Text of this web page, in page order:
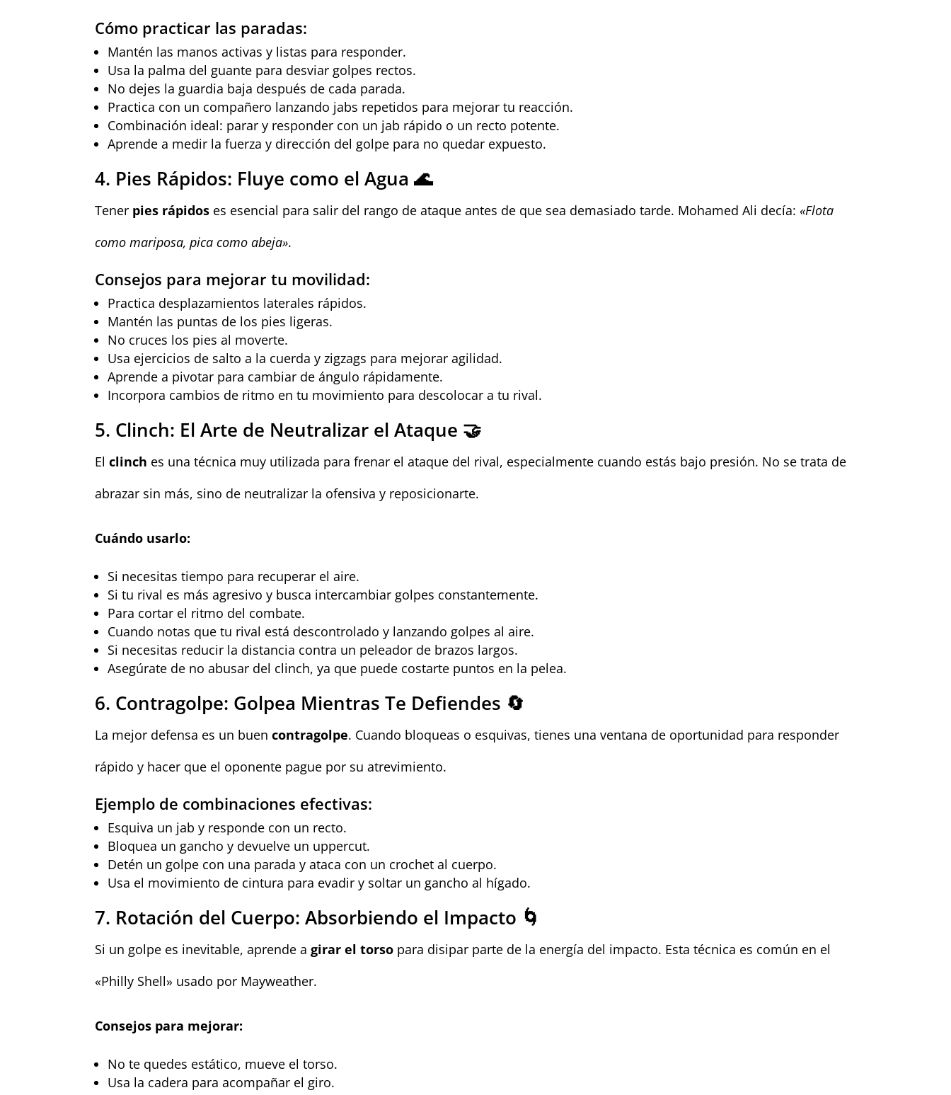
Cómo practicar las paradas:
Mantén las manos activas y listas para responder.
Usa la palma del guante para desviar golpes rectos.
No dejes la guardia baja después de cada parada.
Practica con un compañero lanzando jabs repetidos para mejorar tu reacción.
Combinación ideal: parar y responder con un jab rápido o un recto potente.
Aprende a medir la fuerza y dirección del golpe para no quedar expuesto.
4. Pies Rápidos: Fluye como el Agua 🌊
Tener pies rápidos es esencial para salir del rango de ataque antes de que sea demasiado tarde. Mohamed Ali decía:«Flota
como mariposa, pica como abeja».
Consejos para mejorar tu movilidad:
Practica desplazamientos laterales rápidos.
Mantén las puntas de los pies ligeras.
No cruces los pies al moverte.
Usa ejercicios de salto a la cuerda y zigzags para mejorar agilidad.
Aprende a pivotar para cambiar de ángulo rápidamente.
Incorpora cambios de ritmo en tu movimiento para descolocar a tu rival.
5. Clinch: El Arte de Neutralizar el Ataque 🤝
Elclinch es una técnica muy utilizada para frenar el ataque del rival, especialmente cuando estás bajo presión. No se trata de
abrazar sin más, sino de neutralizar la ofensiva y reposicionarte.
Cuándo usarlo:
Si necesitas tiempo para recuperar el aire.
Si tu rival es más agresivo y busca intercambiar golpes constantemente.
Para cortar el ritmo del combate.
Cuando notas que tu rival está descontrolado y lanzando golpes al aire.
Si necesitas reducir la distancia contra un peleador de brazos largos.
Asegúrate de no abusar del clinch, ya que puede costarte puntos en la pelea.
6. Contragolpe: Golpea Mientras Te Defiendes 🔄
La mejor defensa es un buencontragolpe. Cuando bloqueas o esquivas, tienes una ventana de oportunidad para responder
rápido y hacer que el oponente pague por su atrevimiento.
Ejemplo de combinaciones efectivas:
Esquiva un jab y responde con un recto.
Bloquea un gancho y devuelve un uppercut.
Detén un golpe con una parada y ataca con un crochet al cuerpo.
Usa el movimiento de cintura para evadir y soltar un gancho al hígado.
7. Rotación del Cuerpo: Absorbiendo el Impacto 🌀
Si un golpe es inevitable, aprende agirar el torso para disipar parte de la energía del impacto. Esta técnica es común en el
«Philly Shell» usado por Mayweather.
Consejos para mejorar:
No te quedes estático, mueve el torso.
Usa la cadera para acompañar el giro.